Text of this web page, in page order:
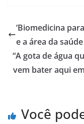
‘Biomedicina
e a área da
“A gota de água
vem bater aqui
Você